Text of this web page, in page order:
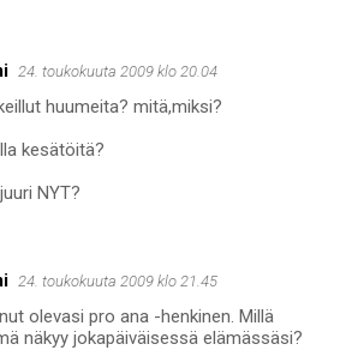
24. toukokuuta 2009 klo 20.04
huumeita? mitä,miksi?
kesätöitä?
NYT?
24. toukokuuta 2009 klo 21.45
olevasi pro ana -henkinen. Millä
näkyy jokapäiväisessä elämässäsi?